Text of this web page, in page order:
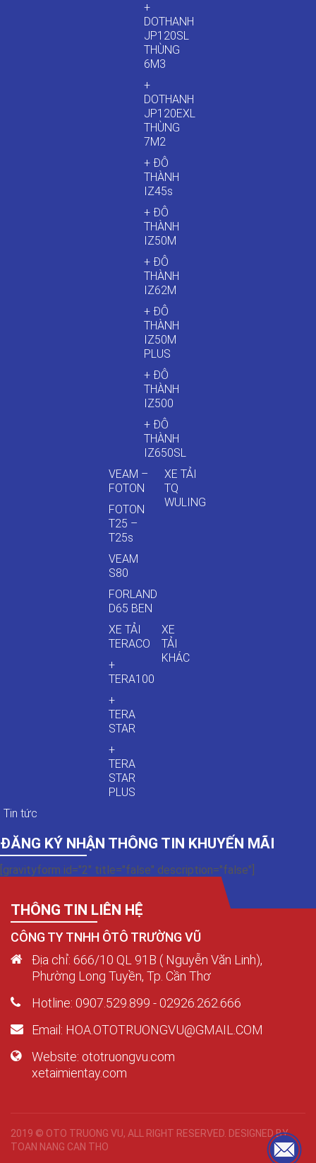
+
DOTHANH
JP120SL
THÙNG
6M3
+
DOTHANH
JP120EXL
THÙNG
7M2
+ ĐÔ
THÀNH
IZ45s
+ ĐÔ
THÀNH
IZ50M
+ ĐÔ
THÀNH
IZ62M
+ ĐÔ
THÀNH
IZ50M
PLUS
+ ĐÔ
THÀNH
IZ500
+ ĐÔ
THÀNH
IZ650SL
VEAM –
FOTON
FOTON
T25 –
T25s
VEAM
S80
FORLAND
D65 BEN
XE TẢI
TQ
WULING
XE TẢI
TERACO
+
TERA100
+
TERA
STAR
+
TERA
STAR
PLUS
XE
TẢI
KHÁC
Tin tức
ĐĂNG KÝ NHẬN THÔNG TIN KHUYẾN MÃI
[gravityform id="2" title="false" description="false"]
THÔNG TIN LIÊN HỆ
CÔNG TY TNHH ÔTÔ TRƯỜNG VŨ
Địa chỉ: 666/10 QL 91B ( Nguyễn Văn Linh),
Phường Long Tuyền, Tp. Cần Thơ
Hotline: 0907.529.899 - 02926.262.666
Email: HOA.OTOTRUONGVU@GMAIL.COM
Website: ototruongvu.com
xetaimientay.com
2019 © OTO TRUONG VU, ALL RIGHT RESERVED. DESIGNED BY
TOAN NANG CAN THO